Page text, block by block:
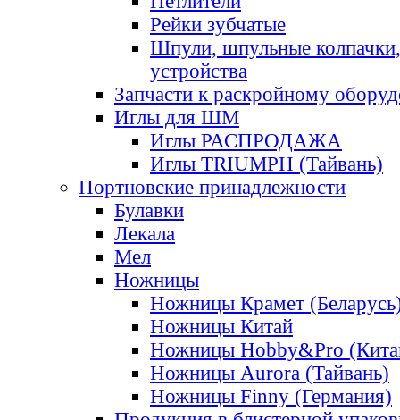
Рейки зубчатые
Шпули, шпульные
устройства
Запчасти к раскройному
Иглы для ШМ
Иглы РАСПРОДАЖА
Иглы TRIUMPH (Тайвань)
Портновские принадлежности
Булавки
Лекала
Мел
Ножницы
Ножницы Крамет
Ножницы Китай
Ножницы Hobby&Pro
Ножницы Aurora (Тайвань)
Ножницы Finny (Германия)